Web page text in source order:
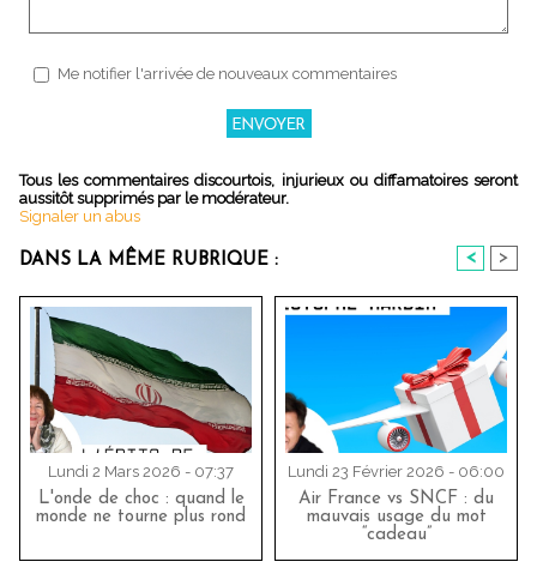
Me notifier l'arrivée de nouveaux commentaires
Tous les commentaires discourtois, injurieux ou diffamatoires seront
aussitôt supprimés par le modérateur.
Signaler un abus
DANS LA MÊME RUBRIQUE : < >
Lundi 2 Mars 2026 - 07:37
L'onde de choc : quand le
monde ne tourne plus rond
Lundi 23 Février 2026 - 06:00
Air France vs SNCF : du
mauvais usage du mot
“cadeau”